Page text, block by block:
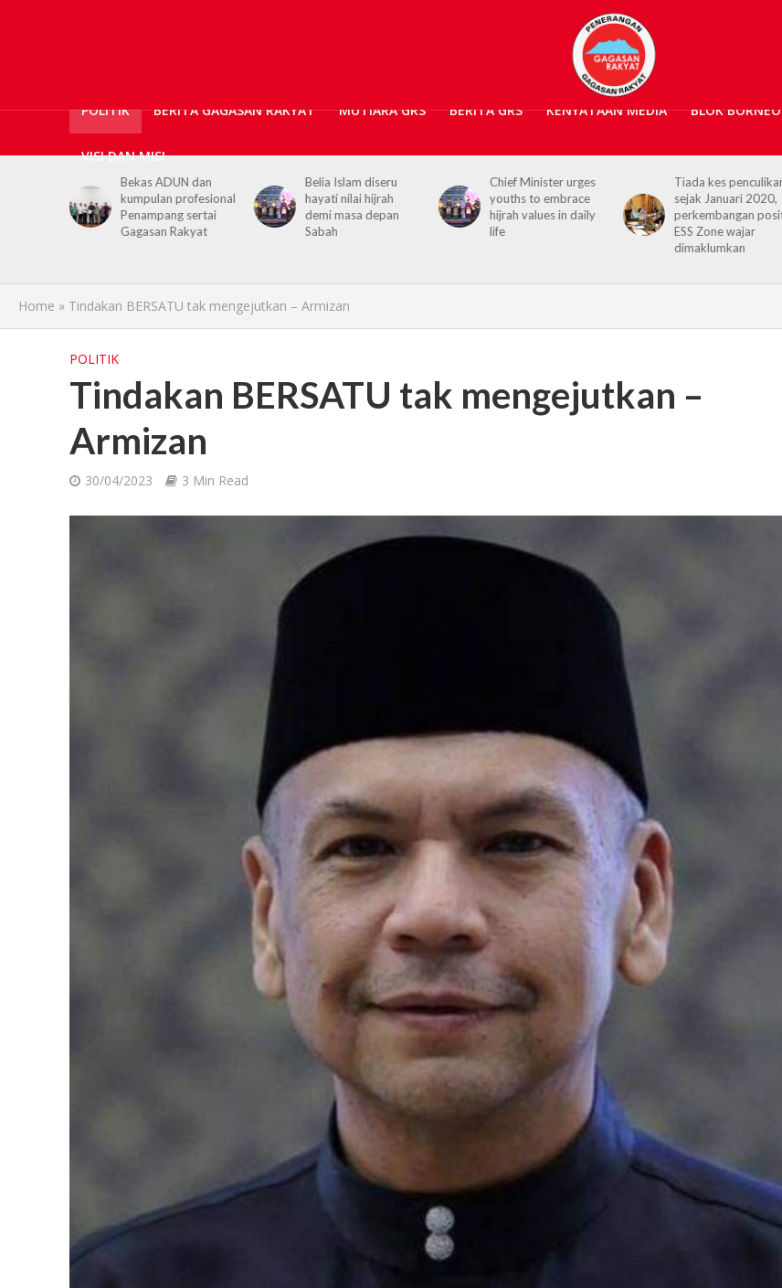
POLITIK BERITA GAGASAN RAKYAT MUTIARA GRS BERITA GRS KENYATAAN MEDIA BLOK BORNEO
VISI DAN MISI
Belia Islam diseru
hayati nilai hijrah
demi masa depan
Sabah
Chief Minister urges
youths to embrace
hijrah values in daily
life
Tiada kes penculikan
sejak Januari 2020,
perkembangan positif
ESS Zone wajar
No kidnap-for-
ransom cases since
2020, Hajiji credits
Security Agencies
Home » Tindakan BERSATU tak mengejutkan – Armizan
POLITIK
Tindakan BERSATU tak mengejutkan –
Armizan
30/04/2023 3 Min Read